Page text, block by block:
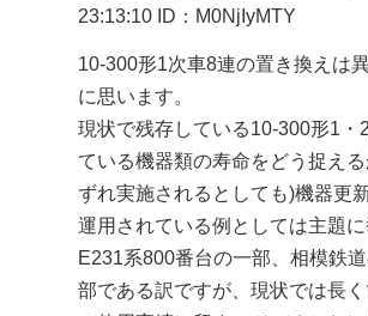
23:13:10 ID：M0NjIyMTY
10-300形1次車8連の置き換えは
に思います。
現状で残存している10-300形1・
ている機器類の寿命をどう捉え
ずれ実施されるとしても)機器更
運用されている例としては主題
E231系800番台の一部、相模鉄
部である訳ですが、現状では長